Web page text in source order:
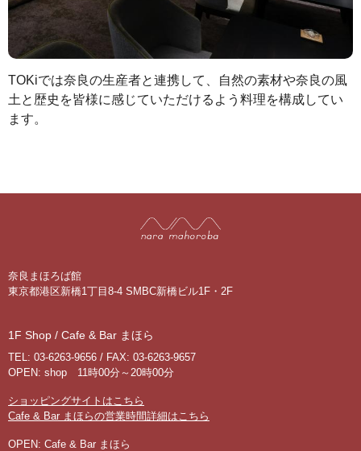
TOKiでは奈良の生産者と連携して、自然の素材や奈良の風
土と歴史を皆様に感じていただけるよう料理を構成してい
ます。
奈良まほろば館
東京都港区新橋1丁目8-4 SMBC新橋ビル1F・2F
1F Shop / Cafe & Bar まほら
TEL: 03-6263-9656 / FAX: 03-6263-9657
OPEN: shop 11時00分～20時00分
ショッピングサイトはこちら
Cafe & Bar まほらの営業時間詳細はこちら
OPEN: Cafe & Bar まほら